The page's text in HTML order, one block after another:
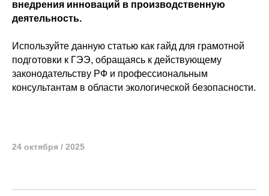
внедрения инноваций в производственную
деятельность.
Используйте данную статью как гайд для грамотной
подготовки к ГЭЭ, обращаясь к действующему
законодательству РФ и профессиональным
консультантам в области экологической безопасности.
24 октября / 2025